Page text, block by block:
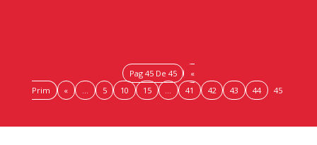
Pag 45 De 45
«
Prim
« 5 10 15 41 42 43 44 45